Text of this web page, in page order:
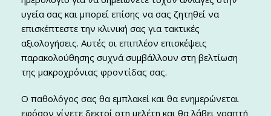
υγεία σας και μπορεί επίσης να σας ζητηθεί να
επισκέπτεστε την κλινική σας για τακτικές
αξιολογήσεις. Αυτές οι επιπλέον επισκέψεις
παρακολούθησης συχνά συμβάλλουν στη βελτίωση
της μακροχρόνιας φροντίδας σας.
Ο παθολόγος σας θα εμπλακεί και θα ενημερώνεται
εφόσον γίνετε δεκτοί στη μελέτη και θα λάβει γραπτή